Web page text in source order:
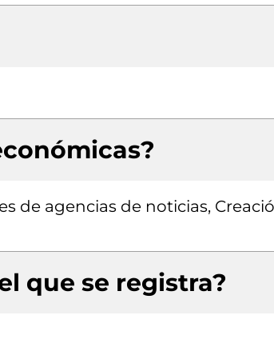
de agencias de noticias,
que se registra?